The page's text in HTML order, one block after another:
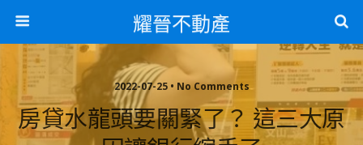
耀晉不動產
2022-07-25 • No Comments
房貸水龍頭要關緊了？ 這三大原